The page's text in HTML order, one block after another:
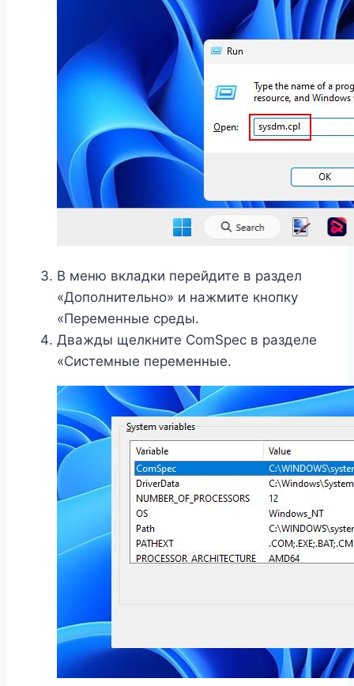
В меню вкладки перейдите в раздел
«Дополнительно» и нажмите кнопку
«Переменные среды.
Дважды щелкните ComSpec в разделе
«Системные переменные.